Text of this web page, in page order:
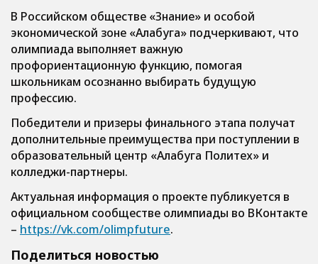
В Российском обществе «Знание» и особой
экономической зоне «Алабуга» подчеркивают, что
олимпиада выполняет важную
профориентационную функцию, помогая
школьникам осознанно выбирать будущую
профессию.
Победители и призеры финального этапа получат
дополнительные преимущества при поступлении в
образовательный центр «Алабуга Политех» и
колледжи-партнеры.
Актуальная информация о проекте публикуется в
официальном сообществе олимпиады во ВКонтакте
– https://vk.com/olimpfuture.
Поделиться новостью